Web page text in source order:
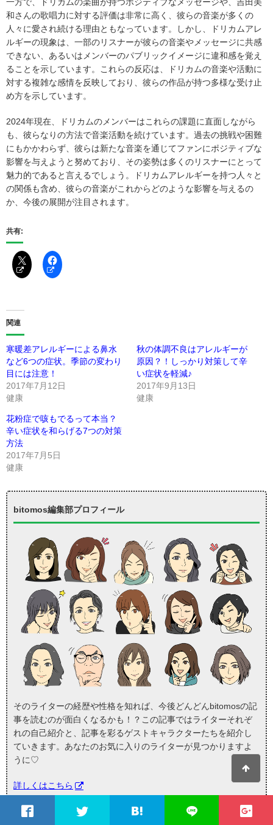
和さんの歌唱力に対する評価は非常に高く、彼らの音楽が多くの
人々に愛され続ける理由ともなっています。しかし、ドリカムアレ
ルギーの現象は、一部のリスナーが彼らの音楽やメッセージに共感
できない、あるいはメンバーのパブリックイメージに違和感を覚え
ることを示しています。これらの反応は、ドリカムの音楽や活動に
対する複雑な感情を反映しており、彼らの作品が持つ多様な受け止
め方を示しています。
2024年現在、ドリカムのメンバーはこれらの課題に直面しながら
も、彼らなりの方法で音楽活動を続けています。過去の挑戦や困難
にもかかわらず、彼らは新たな音楽を通じてファンにポジティブな
影響を与えようと努めており、その姿勢は多くのリスナーにとって
魅力的であると言えるでしょう。ドリカムアレルギーを持つ人々と
の関係も含め、彼らの音楽がこれからどのような影響を与えるの
か、今後の展開が注目されます。
共有:
関連
寒暖差アレルギーによる鼻水
など6つの症状。季節の変わり
目には注意！
2017年7月12日
健康
秋の体調不良はアレルギーが
原因？！しっかり対策して辛
い症状を軽減♪
2017年9月13日
健康
花粉症で咳もでるって本当？
辛い症状を和らげる7つの対策
方法
2017年7月5日
健康
bitomos編集部プロフィール
そのライターの経歴や性格を知れば、今後どんどんbitomosの記
事を読むのが面白くなるかも！？この記事ではライターそれぞ
れの自己紹介と、記事を彩るゲストキャラクターたちを紹介し
ていきます。あなたのお気に入りのライターが見つかりますよ
うに♡
詳しくはこちら